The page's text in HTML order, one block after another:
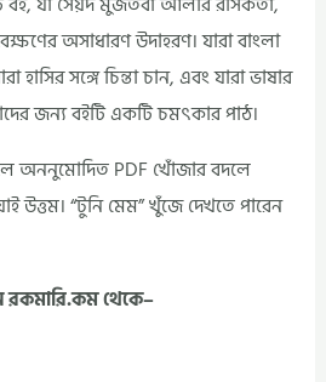
অসাধারণ উদাহরণ। যারা বাংলা
হাসির সঙ্গে চিন্তা চান, এবং যারা ভাষার
জন্য বইটি একটি চমৎকার পাঠ।
অননুমোদিত PDF খোঁজার বদলে
উত্তম। “টুনি মেম” খুঁজে দেখতে পারেন
থেকে–